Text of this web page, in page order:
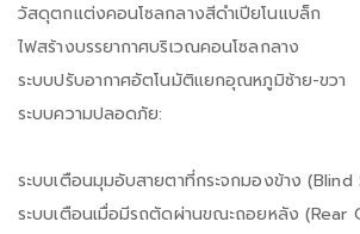
วัสดุตกแต่งคอนโซลกลางสีดำเปียโนแบล็ก
ไฟสร้างบรรยากาศบริเวณคอนโซลกลาง
ระบบปรับอากาศอัตโนมัติแยกอุณหภูมิซ้าย-ขวา
ระบบความปลอดภัย:
ระบบเตือนมุมอับสายตาที่กระจกมองข้าง
ระบบเตือนเมื่อมีรถตัดผ่านขณะถอยหลัง (Rear